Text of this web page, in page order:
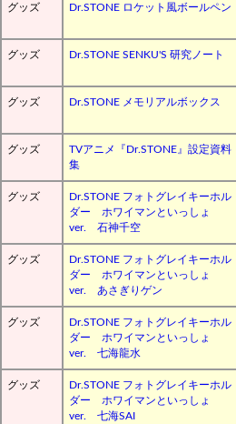
グッズ Dr.STONE ロケット風ボールペン
グッズ Dr.STONE SENKU'S 研究ノート
グッズ Dr.STONE メモリアルボックス
グッズ
TVアニメ『Dr.STONE』設定資料
集
グッズ
Dr.STONE フォトグレイキーホル
ダー ホワイマンといっしょ
ver. 石神千空
グッズ
Dr.STONE フォトグレイキーホル
ダー ホワイマンといっしょ
ver. あさぎりゲン
グッズ
Dr.STONE フォトグレイキーホル
ダー ホワイマンといっしょ
ver. 七海龍水
グッズ
Dr.STONE フォトグレイキーホル
ダー ホワイマンといっしょ
ver. 七海SAI